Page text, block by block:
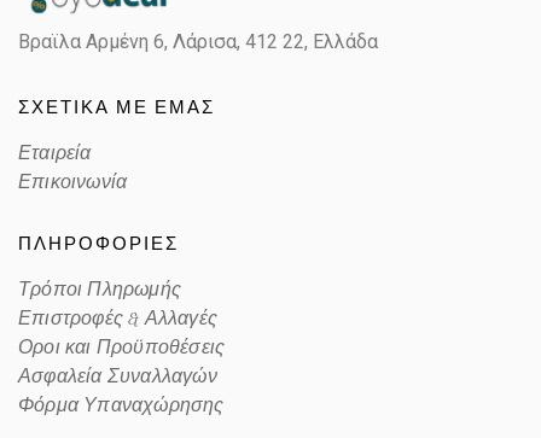
Lens Color GRADIENT GRAY
Color code
Βραϊλα Αρμένη 6, Λάρισα, 412 22, Ελλάδα
ΣΧΕΤΙΚΑ ΜΕ ΕΜΑΣ
Εταιρεία
Επικοινωνία
ΠΛΗΡΟΦΟΡΙΕΣ
Τρόποι Πληρωμής
Επιστροφές & Αλλαγές
Οροι και Προϋποθέσεις
Ασφαλεία Συναλλαγών
Φόρμα Υπαναχώρησης